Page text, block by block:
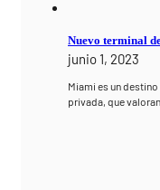
Nuevo terminal
junio 1, 2023
Miami es un
privada, que